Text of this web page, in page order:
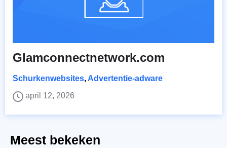
Glamconnectnetwork.com
Schurkenwebsites, Advertentie-adware
april 12, 2026
Meest bekeken